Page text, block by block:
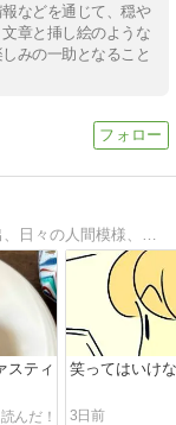
などを通じて、穏や
章と挿し絵のような
みの一助となること
スティ
笑ってはいけ
3日前